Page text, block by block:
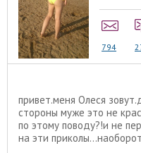
794
привет.меня Олеся
стороны муже это не
по этому поводу?!и не
на эти